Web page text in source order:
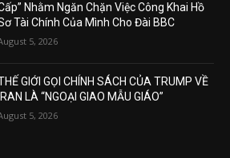
Nhằm Ngăn Chặn Việc Công Khai Hồ
Tài Chính Của Mình Cho Đài BBC
5, 2026
GIỚI GỌI CHÍNH SÁCH CỦA TRUMP VỀ
IRAN LÀ “NGOẠI GIAO MẪU GIÁO”
5, 2026